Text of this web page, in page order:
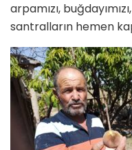
arpamızı,
santralların hemen